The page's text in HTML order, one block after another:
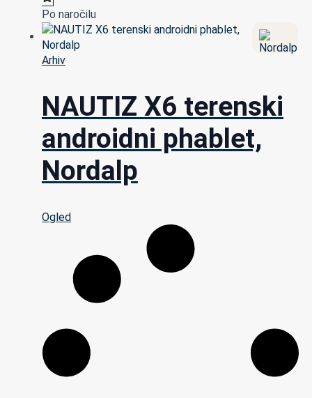
Po naročilu
Arhiv
NAUTIZ X6 terenski
androidni phablet,
Nordalp
Ogled